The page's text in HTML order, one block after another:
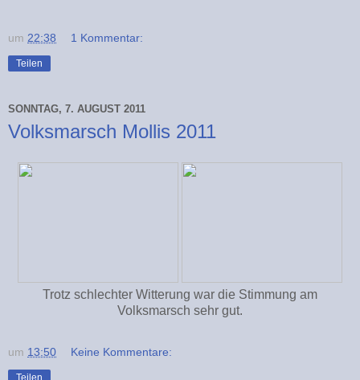
um 22:38 1 Kommentar:
Teilen
SONNTAG, 7. AUGUST 2011
Volksmarsch Mollis 2011
Trotz schlechter Witterung war die Stimmung am
Volksmarsch sehr gut.
um 13:50 Keine Kommentare:
Teilen